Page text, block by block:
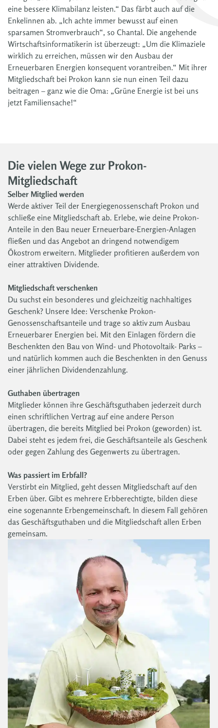
eine bessere Klimabilanz leisten.“ Das färbt auch auf die
Enkelinnen ab. „Ich achte immer bewusst auf einen
sparsamen Stromverbrauch“, so Chantal. Die angehende
Wirtschaftsinformatikerin ist überzeugt: „Um die Klimaziele
wirklich zu erreichen, müssen wir den Ausbau der
Erneuerbaren Energien konsequent vorantreiben.“ Mit ihrer
Mitgliedschaft bei Prokon kann sie nun einen Teil dazu
beitragen – ganz wie die Oma: „Grüne Energie ist bei uns
jetzt Familiensache!“
Die vielen Wege zur Prokon-
Mitgliedschaft
Selber Mitglied werden
Werde aktiver Teil der Energiegenossenschaft Prokon und
schließe eine Mitgliedschaft ab. Erlebe, wie deine Prokon-
Anteile in den Bau neuer Erneuerbare-Energien-Anlagen
fließen und das Angebot an dringend notwendigem
Ökostrom erweitern. Mitglieder profitieren außerdem von
einer attraktiven Dividende.
Mitgliedschaft verschenken
Du suchst ein besonderes und gleichzeitig nachhaltiges
Geschenk? Unsere Idee: Verschenke Prokon-
Genossenschaftsanteile und trage so aktiv zum Ausbau
Erneuerbarer Energien bei. Mit den Einlagen fördern die
Beschenkten den Bau von Wind- und Photovoltaik- Parks –
und natürlich kommen auch die Beschenkten in den Genuss
einer jährlichen Dividendenzahlung.
Guthaben übertragen
Mitglieder können ihre Geschäftsguthaben jederzeit durch
einen schriftlichen Vertrag auf eine andere Person
übertragen, die bereits Mitglied bei Prokon (geworden) ist.
Dabei steht es jedem frei, die Geschäftsanteile als Geschenk
oder gegen Zahlung des Gegenwerts zu übertragen.
Was passiert im Erbfall?
Verstirbt ein Mitglied, geht dessen Mitgliedschaft auf den
Erben über. Gibt es mehrere Erbberechtigte, bilden diese
eine sogenannte Erbengemeinschaft. In diesem Fall gehören
das Geschäftsguthaben und die Mitgliedschaft allen Erben
gemeinsam.